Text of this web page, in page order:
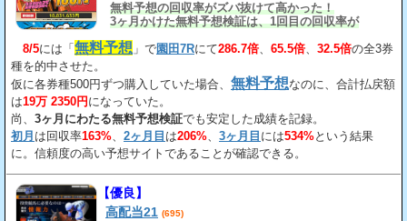
無料予想の回収率がズバ抜けて高かった！
3ヶ月かけた無料予想検証は、1回目の回収率が
8/5には「 無料予想 」で園田7Rにて286.7倍、 65.5倍、 32.5倍の全3券
種を的中させた。
仮に各券種500円ずつ購入していた場合、 無料予想なのに、合計払戻額
は19万 2350円 になっていた。
尚、 3ヶ月にわたる無料予想検証でも安定した成績を記録。
初月 は回収率163%、 2ヶ月目 は206%、 3ヶ月目 には534%という結果
に。信頼度の高い予想サイトであることが確認できる。
【優良】
高配当21 (695)